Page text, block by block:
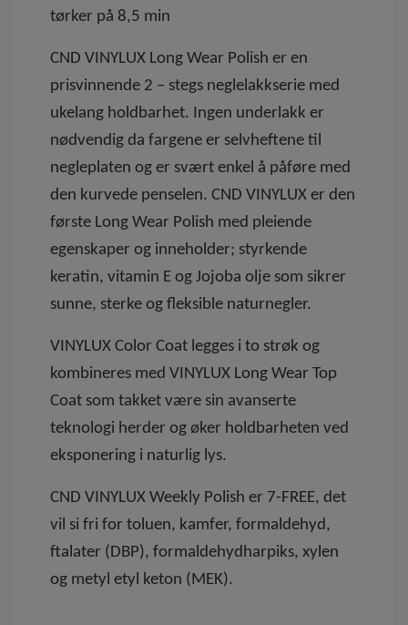
tørker på 8,5 min
CND VINYLUX Long Wear Polish er en
prisvinnende 2 – stegs neglelakkserie med
ukelang holdbarhet. Ingen underlakk er
nødvendig da fargene er selvheftene til
negleplaten og er svært enkel å påføre med
den kurvede penselen. CND VINYLUX er den
første Long Wear Polish med pleiende
egenskaper og inneholder; styrkende
keratin, vitamin E og Jojoba olje som sikrer
sunne, sterke og fleksible naturnegler.
VINYLUX Color Coat legges i to strøk og
kombineres med VINYLUX Long Wear Top
Coat som takket være sin avanserte
teknologi herder og øker holdbarheten ved
eksponering i naturlig lys.
CND VINYLUX Weekly Polish er 7-FREE, det
vil si fri for toluen, kamfer, formaldehyd,
ftalater (DBP), formaldehydharpiks, xylen
og metyl etyl keton (MEK).